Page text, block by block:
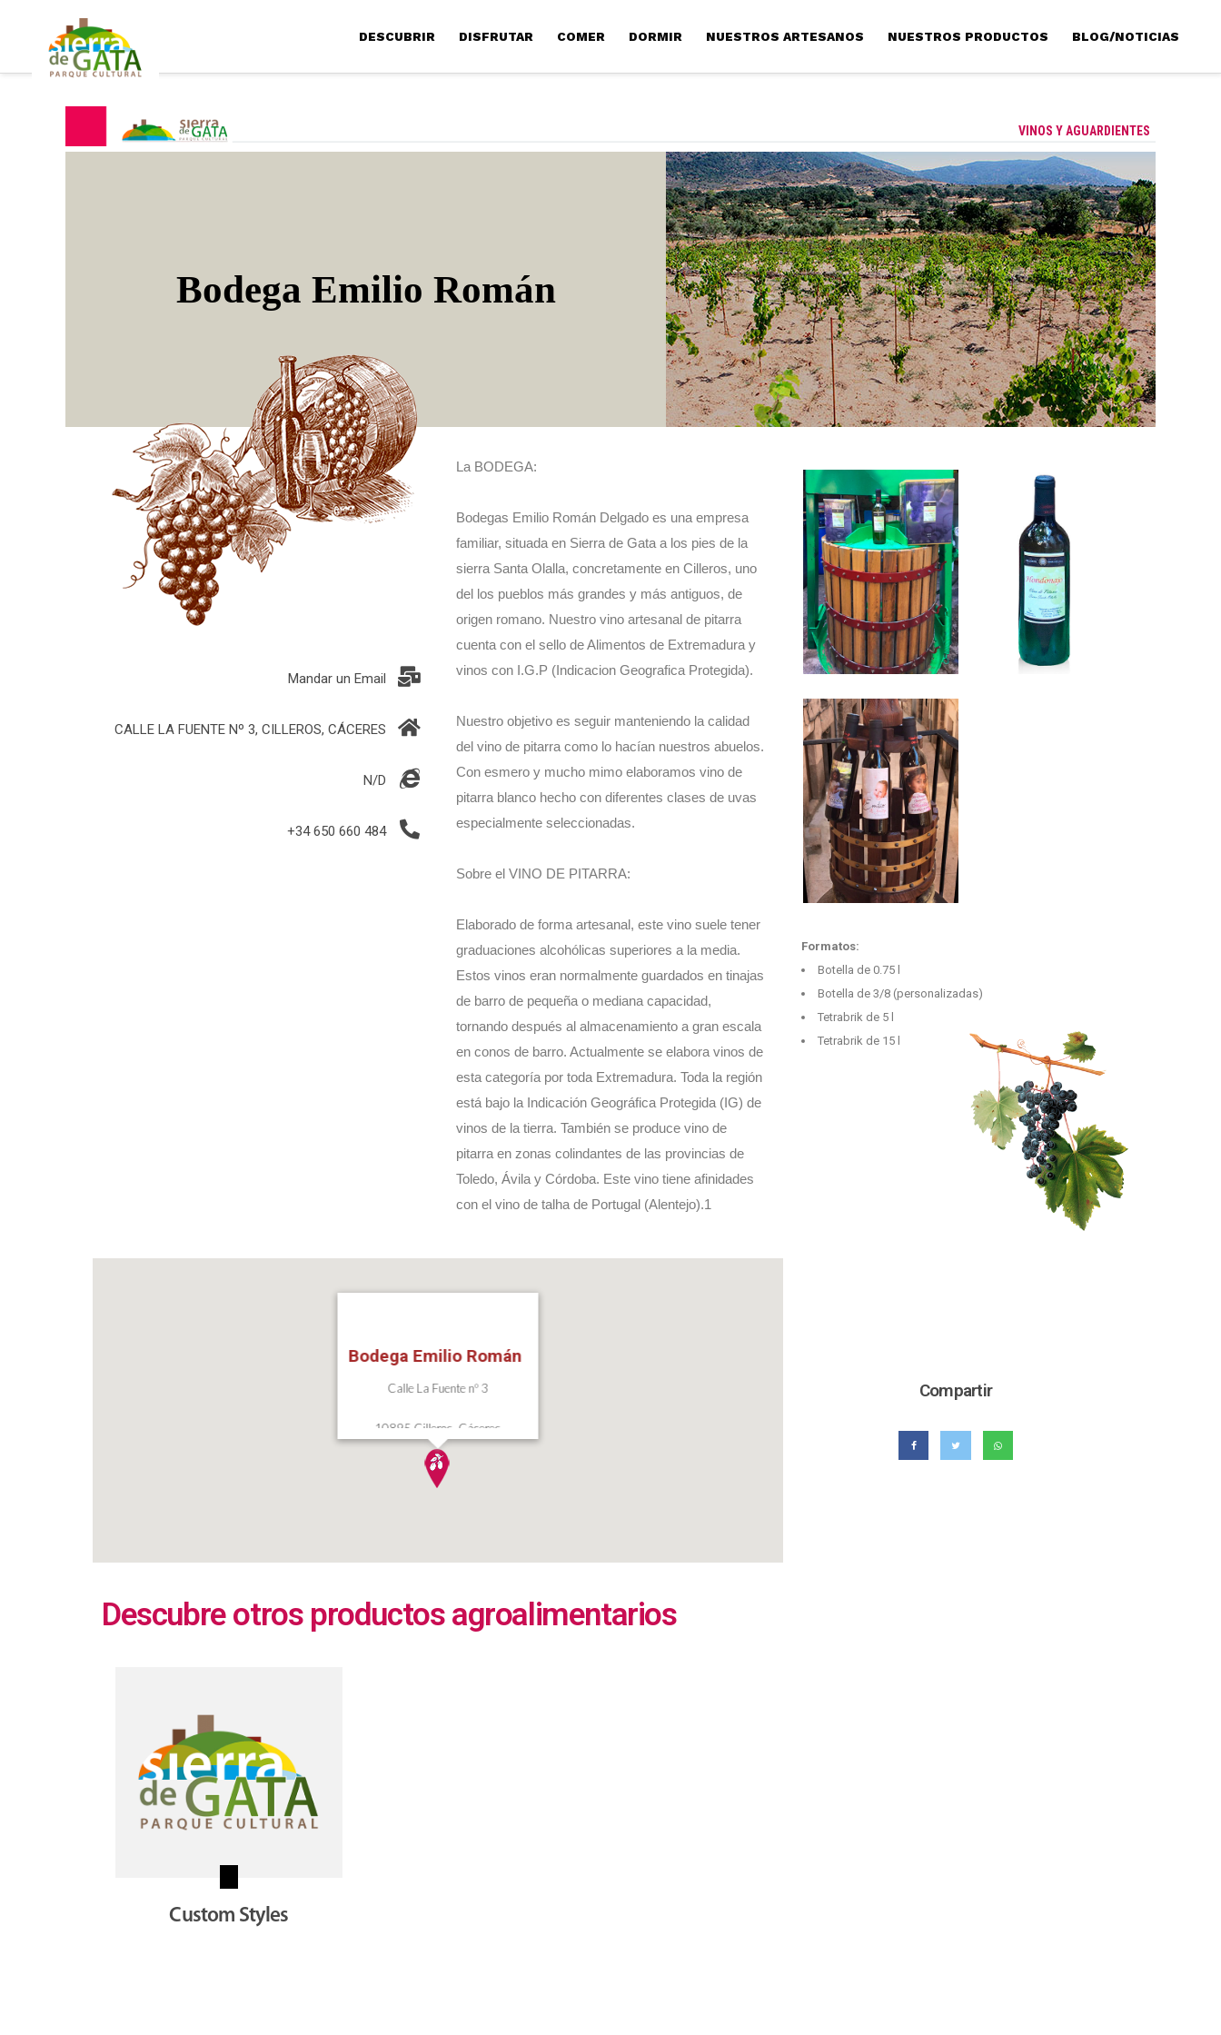
DESCUBRIR DISFRUTAR COMER DORMIR NUESTROS ARTESANOS NUESTROS PRODUCTOS BLOG/NOTICIAS
VINOS Y AGUARDIENTES
Bodega Emilio Román
Mandar un Email
CALLE LA FUENTE Nº 3, CILLEROS, CÁCERES
N/D
+34 650 660 484
La BODEGA:
Bodegas Emilio Román Delgado es una empresa
familiar, situada en Sierra de Gata a los pies de la
sierra Santa Olalla, concretamente en Cilleros, uno
del los pueblos más grandes y más antiguos, de
origen romano. Nuestro vino artesanal de pitarra
cuenta con el sello de Alimentos de Extremadura y
vinos con I.G.P (Indicacion Geografica Protegida).
Nuestro objetivo es seguir manteniendo la calidad
del vino de pitarra como lo hacían nuestros abuelos.
Con esmero y mucho mimo elaboramos vino de
pitarra blanco hecho con diferentes clases de uvas
especialmente seleccionadas.
Sobre el VINO DE PITARRA:
Elaborado de forma artesanal, este vino suele tener
graduaciones alcohólicas superiores a la media.
Estos vinos eran normalmente guardados en tinajas
de barro de pequeña o mediana capacidad,
tornando después al almacenamiento a gran escala
en conos de barro. Actualmente se elabora vinos de
esta categoría por toda Extremadura. Toda la región
está bajo la Indicación Geográfica Protegida (IG) de
vinos de la tierra. También se produce vino de
pitarra en zonas colindantes de las provincias de
Toledo, Ávila y Córdoba. Este vino tiene afinidades
con el vino de talha de Portugal (Alentejo).1
Formatos:
Botella de 0.75 l
Botella de 3/8 (personalizadas)
Tetrabrik de 5 l
Tetrabrik de 15 l
Bodega Emilio Román
Calle La Fuente nº 3
10895 Cilleros, Cáceres
Compartir
Descubre otros productos agroalimentarios
Custom Styles